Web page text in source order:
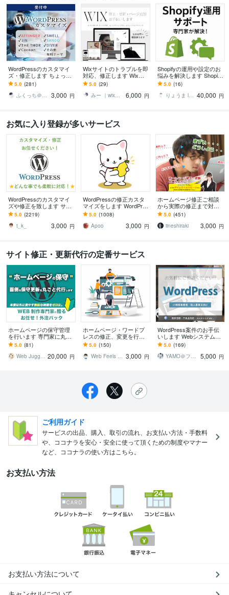
WordPressのカスタマイ
ズ・修正します ちょっと
ここ修正して欲しい！な
ど。
5.0 (281)
ふくっち＠Coding（Design）
3,000 円
Wixサイトのトラブルを即
対応、修正します Wix歴1
0年「WIXパートナー」が
お悩み相談承ります◎
5.0 (29)
みー ｜wixデザイナー10年
6,000 円
Shopifyの運用や設定のお
悩みを解決します Shopify
の専門家によるサイト運
用・管理サポート
5.0 (16)
りょうま l Shopifyエンジニア 40,000 円
お気に入り登録が多いサービス
WordPressのカスタマイ
ズや修正を致します サイ
トのカスタマイズ・レイ
アウト変更致します
5.0 (2219)
t_k_
3,000 円
WordPressの修正カスタ
マイズをします WordPres
sのカスタマイズ・修正お
手伝い！
5.0 (1008)
Apoo
3,000 円
ホームページ修正ご相談
から実際の修正まで対応
します もう一人のスタッ
フとして活用！WordPres
sにも対応！
5.0 (451)
iineshiraki
3,000 円
サイト修正・更新代行の定番サービス
ホームページの保守管理
を行います 専門家に丸投
げしませんか？面倒で分
かりにくい、そんな手
間。
5.0 (81)
Web Juggling｜HP制作専門家 20,000 円
ホームページ・ワードプ
レスの修正、変更を行い
ます HTML、CSSによる
デザイン、レイアウト修
正、画像差し替え
5.0 (150)
Web Feels ケイ 3,000 円
WordPress案件のお手伝
いします Webシステム開
発歴15年以上! お気軽にご
相談ください!
5.0 (169)
YAMO＠フリーランスのWeb屋さん
5,000 円
ご利用ガイド
サービスの出品、購入、取引の流れ、お支払い方法・手数料
や、ココナラを安心・安全に使って頂くための制度やマナー
など、ココナラの使い方はこちら。
お支払い方法
お支払い方法について